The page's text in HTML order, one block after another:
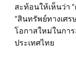
สะท้อนให้เห็นว่า
“สินทรัพย์ทางเศ
โอกาสใหม่ในการ
ประเทศไทย